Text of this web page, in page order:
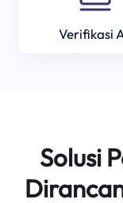
Verifikasi
Solusi